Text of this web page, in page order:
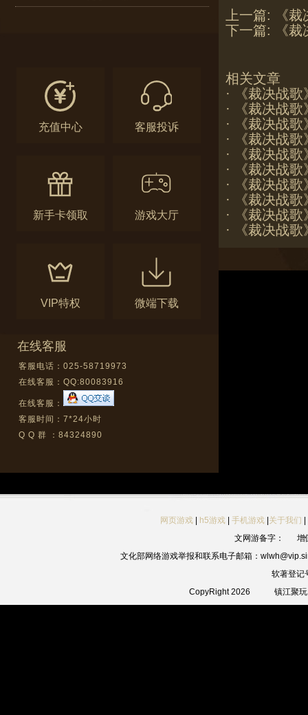
充值中心 客服投诉
新手卡领取 游戏大厅
VIP特权 微端下载
在线客服
客服电话：025-58719973
在线客服： QQ:80083916
在线客服：
客服时间：7*24小时
Q Q 群 ：84324890
上一篇:
《
下一篇:
《
相关文章
·
《裁决战
·
《裁决战
·
《裁决战
·
《裁决战
·
《裁决战
·
《裁决战
·
《裁决战
·
《裁决战
·
《裁决战
·
《裁决战
网页游戏| h5游戏| 手机游戏| 关于我们
文网游备字：
增
文化部网络游戏举报和联系电子邮箱：
软著登记
CopyRight 2026
镇江聚